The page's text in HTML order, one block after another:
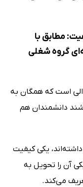
مطابق با
گروه شغلی
است که همگان به
دانشمندان هم
یکی کیفیت
آن را تحویل به
می‌کند.